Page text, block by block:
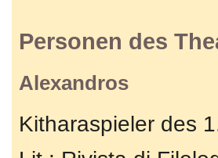
Personen des
Alexandros
Kitharaspieler des